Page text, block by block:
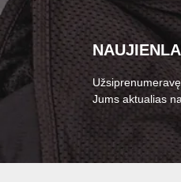
Jums aktualias